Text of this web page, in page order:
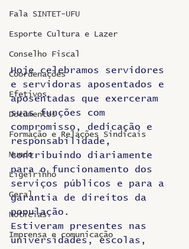
Fala SINTET-UFU
Esporte Cultura e Lazer
Conselho Fiscal
Coordenações
Efetivos
Documentos
Formação e Relações Sindicais
Mundo
Ligeirinho
Geral
Notícias
Imprensa e comunicação
Hoje celebramos servidores
e servidoras aposentados e
aposentadas que exerceram
suas funções com
compromisso, dedicação e
responsabilidade,
contribuindo diariamente
para o funcionamento dos
serviços públicos e para a
garantia de direitos da
população.
Estiveram presentes nas
universidades, escolas,